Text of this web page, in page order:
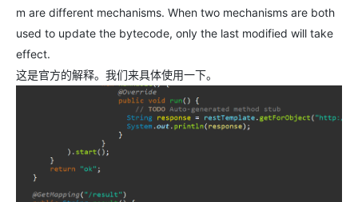
m are different mechanisms. When two mechanisms are both
used to update the bytecode, only the last modified will take
effect.
这是官方的解释。我们来具体使用一下。